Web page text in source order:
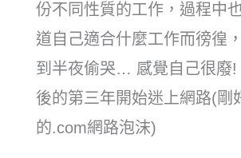
份不同性質的工作，過程中
道自己適合什麼工作而徬徨
到半夜偷哭… 感覺自己很廢!
後的第三年開始迷上網路(剛
的.com網路泡沫)